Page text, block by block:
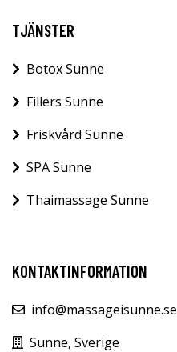
TJÄNSTER
Botox Sunne
Fillers Sunne
Friskvård Sunne
SPA Sunne
Thaimassage Sunne
KONTAKTINFORMATION
info@massageisunne.se
Sunne, Sverige